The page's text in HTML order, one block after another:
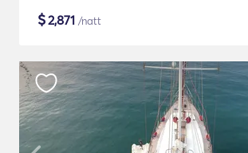
$2,871 /natt